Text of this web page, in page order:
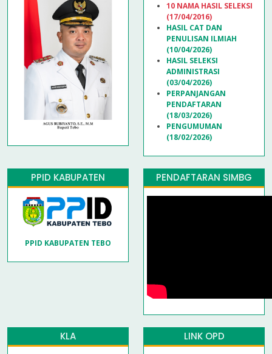
10 NAMA HASIL SELEKSI
(17/04/2016)
HASIL CAT DAN
PENULISAN ILMIAH
(10/04/2026)
HASIL SELEKSI
ADMINISTRASI
(03/04/2026)
PERPANJANGAN
PENDAFTARAN
(18/03/2026)
PENGUMUMAN
(18/02/2026)
PPID KABUPATEN
PPID KABUPATEN TEBO
PENDAFTARAN SIMBG
KLA LINK OPD